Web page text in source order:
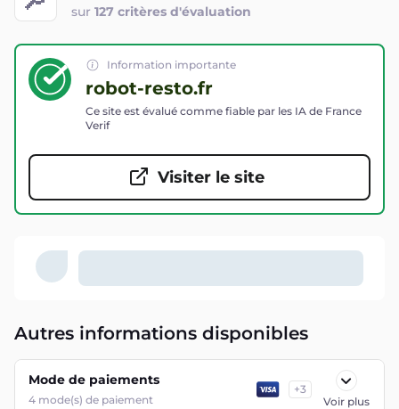
sur 127 critères d'évaluation
Information importante
robot-resto.fr
Ce site est évalué comme fiable par les IA de France
Verif
Visiter le site
Autres informations disponibles
Mode de paiements
4 mode(s) de paiement
+3
Voir plus